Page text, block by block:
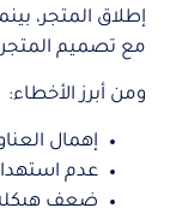
إطلاق المتجر،
مع تصميم
ومن أبرز الأخطاء:
إهمال
عدم
ضعف